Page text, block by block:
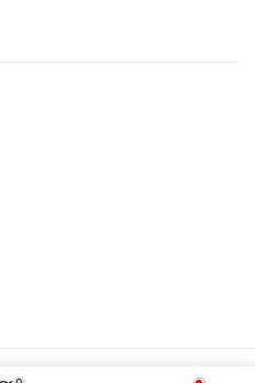
Todos los derechos reservados